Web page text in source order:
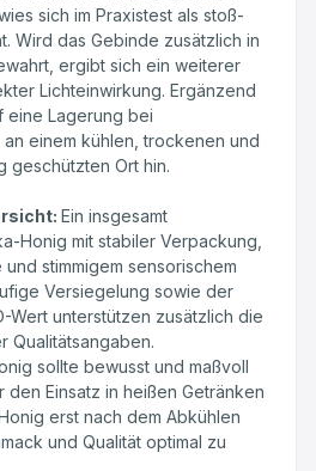
sich im Praxistest als stoß-
Wird das Gebinde zusätzlich in
ergibt sich ein weiterer
Lichteinwirkung. Ergänzend
eine Lagerung bei
einem kühlen, trockenen und
geschützten Ort hin.
Ein insgesamt
Honig mit stabiler Verpackung,
stimmigem sensorischem
Versiegelung sowie der
Wert unterstützen zusätzlich die
Qualitätsangaben.
sollte bewusst und maßvoll
Einsatz in heißen Getränken
erst nach dem Abkühlen
und Qualität optimal zu